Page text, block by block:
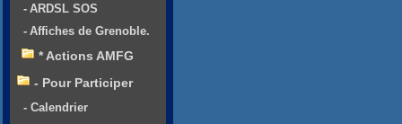
- ARDSL SOS
- Affiches de Grenoble.
* Actions AMFG
- Pour Participer
- Calendrier